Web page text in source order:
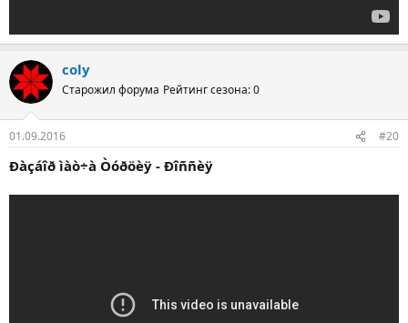
coly
Старожил форума Рейтинг сезона: 0
01.09.2016 #20
Ðàçáîð ìàò÷à Òóðöèÿ - Ðîññèÿ